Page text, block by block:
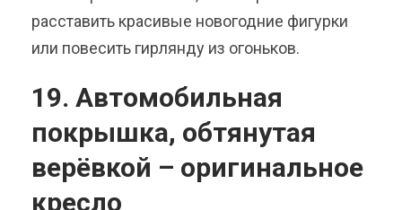
расставить красивые новогодние фигурки
или повесить гирлянду из огоньков.
19. Автомобильная
покрышка, обтянутая
верёвкой – оригинальное
кресло